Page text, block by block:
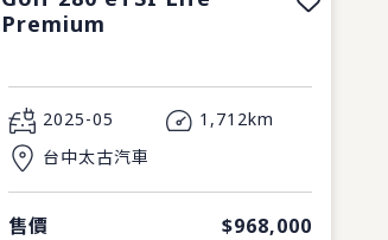
Premium
2025-05
1,712km
台中太古汽車
售價 $968,000